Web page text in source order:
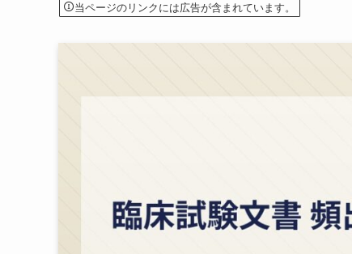
当ページのリンクには広告が含まれています。